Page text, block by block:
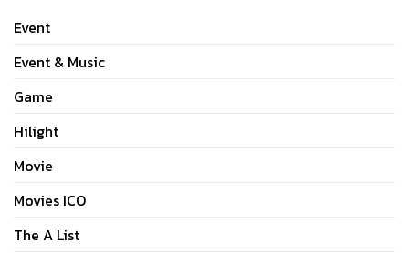
Event
Event & Music
Game
Hilight
Movie
Movies ICO
The A List